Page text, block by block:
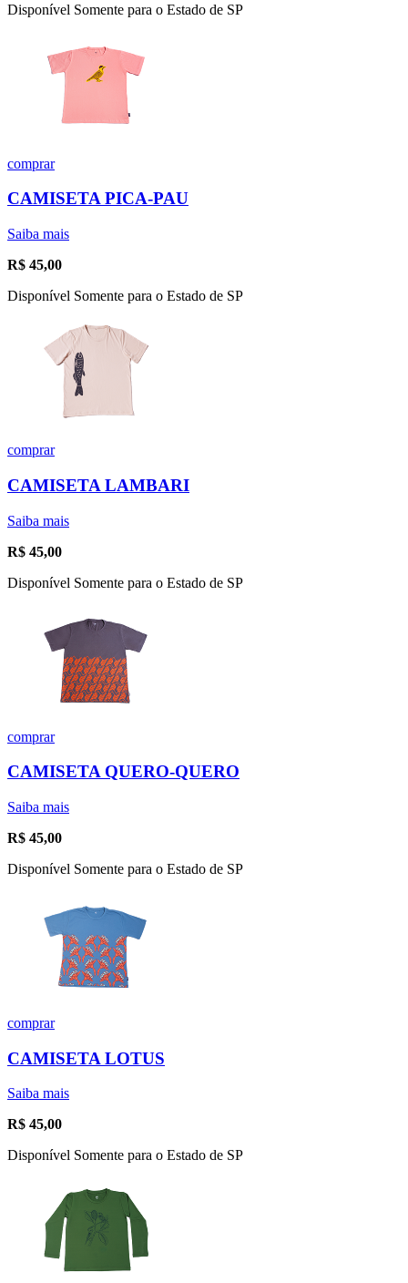
Disponível Somente para o Estado de SP
comprar
CAMISETA PICA-PAU
Saiba mais
R$ 45,00
Disponível Somente para o Estado de SP
comprar
CAMISETA LAMBARI
Saiba mais
R$ 45,00
Disponível Somente para o Estado de SP
comprar
CAMISETA QUERO-QUERO
Saiba mais
R$ 45,00
Disponível Somente para o Estado de SP
comprar
CAMISETA LOTUS
Saiba mais
R$ 45,00
Disponível Somente para o Estado de SP